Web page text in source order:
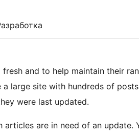
and to help maintain their
large site with hundreds of
were last updated.
articles are in need of an update.